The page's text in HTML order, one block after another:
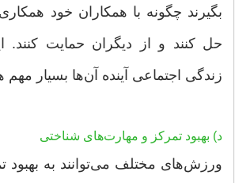
بگیرند چگونه با همکاران خود
حل کنند و از دیگران حمایت کنند.
زندگی اجتماعی آینده آن‌ها بسیار مهم
د) بهبود تمرکز و مهارت‌های شناختی
ورزش‌های مختلف می‌توانند به بهبود